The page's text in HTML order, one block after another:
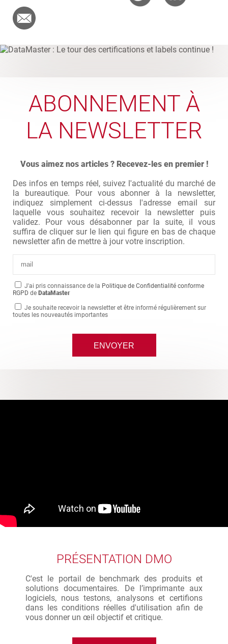
ABONNEMENT À
LA NEWSLETTER
Vous aimez nos articles ? Recevez-les en premier !
Des infos en temps réel, suivez l'actualité du marché de
la bureautique. Pour vous abonner à la newsletter,
indiquez simplement ci-dessus l'adresse email sur
laquelle vous souhaitez recevoir la newsletter puis
validez. Pour vous désabonner par la suite, il vous
suffira de cliquer sur le lien qui figure en bas de chaque
newsletter afin de mettre à jour votre inscription.
J'ai pris connaissance de la Politique de Confidentialité conforme
RGPD de DataMaster
Je souhaite recevoir la newsletter et être informé régulièrement sur
toutes les nouveautés importantes
PRÉSENTATION DMO
C'est le portail de benchmark des produits et
solutions documentaires. De l’imprimante aux
logiciels, nous testons, analysons et certifions
dans les conditions réelles d'utilisation afin de
vous donner un œil objectif et critique.